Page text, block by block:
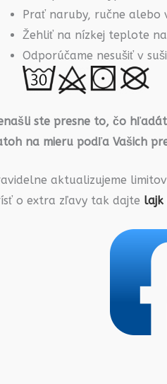
Prať naruby, ručne alebo
Žehliť na nízkej teplote
Odporúčame nesušiť v
ste presne to, čo
na mieru podľa Vašich
aktualizujeme
o extra zľavy tak dajte lajk